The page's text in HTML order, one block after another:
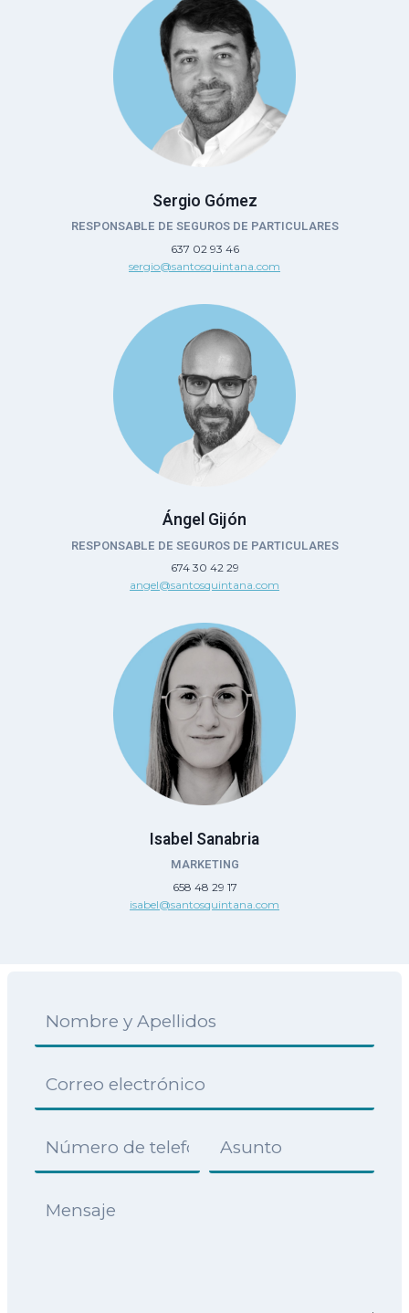
Sergio Gómez
RESPONSABLE DE SEGUROS DE PARTICULARES
637 02 93 46
sergio@santosquintana.com
Ángel Gijón
RESPONSABLE DE SEGUROS DE PARTICULARES
674 30 42 29
angel@santosquintana.com
Isabel Sanabria
MARKETING
658 48 29 17
isabel@santosquintana.com